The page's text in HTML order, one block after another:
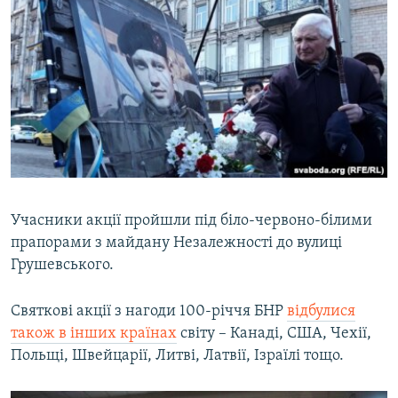
Учасники акції пройшли під біло-червоно-білими
прапорами з майдану Незалежності до вулиці
Грушевського.
Святкові акції з нагоди 100-річчя БНР відбулися
також в інших країнах світу – Канаді, США, Чехії,
Польщі, Швейцарії, Литві, Латвії, Ізраїлі тощо.